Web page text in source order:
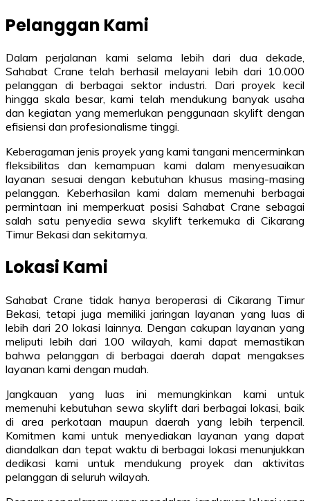
Pelanggan Kami
Dalam perjalanan kami selama lebih dari dua dekade,
Sahabat Crane telah berhasil melayani lebih dari 10.000
pelanggan di berbagai sektor industri. Dari proyek kecil
hingga skala besar, kami telah mendukung banyak usaha
dan kegiatan yang memerlukan penggunaan skylift dengan
efisiensi dan profesionalisme tinggi.
Keberagaman jenis proyek yang kami tangani mencerminkan
fleksibilitas dan kemampuan kami dalam menyesuaikan
layanan sesuai dengan kebutuhan khusus masing-masing
pelanggan. Keberhasilan kami dalam memenuhi berbagai
permintaan ini memperkuat posisi Sahabat Crane sebagai
salah satu penyedia sewa skylift terkemuka di Cikarang
Timur Bekasi dan sekitarnya.
Lokasi Kami
Sahabat Crane tidak hanya beroperasi di Cikarang Timur
Bekasi, tetapi juga memiliki jaringan layanan yang luas di
lebih dari 20 lokasi lainnya. Dengan cakupan layanan yang
meliputi lebih dari 100 wilayah, kami dapat memastikan
bahwa pelanggan di berbagai daerah dapat mengakses
layanan kami dengan mudah.
Jangkauan yang luas ini memungkinkan kami untuk
memenuhi kebutuhan sewa skylift dari berbagai lokasi, baik
di area perkotaan maupun daerah yang lebih terpencil.
Komitmen kami untuk menyediakan layanan yang dapat
diandalkan dan tepat waktu di berbagai lokasi menunjukkan
dedikasi kami untuk mendukung proyek dan aktivitas
pelanggan di seluruh wilayah.